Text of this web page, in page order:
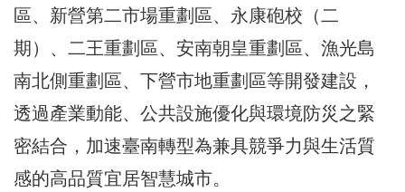
區、新營第二市場重劃區、永康砲校（二
期）、二王重劃區、安南朝皇重劃區、漁光島
南北側重劃區、下營市地重劃區等開發建設，
透過產業動能、公共設施優化與環境防災之緊
密結合，加速臺南轉型為兼具競爭力與生活質
感的高品質宜居智慧城市。